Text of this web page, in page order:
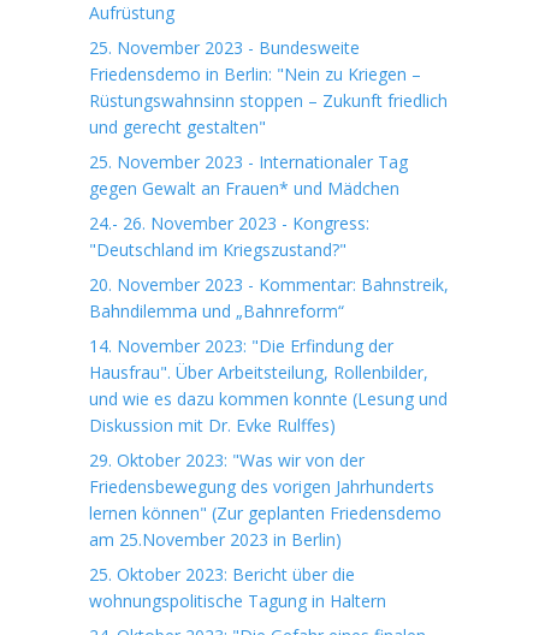
Aufrüstung
25. November 2023 - Bundesweite
Friedensdemo in Berlin: "Nein zu Kriegen –
Rüstungswahnsinn stoppen – Zukunft friedlich
und gerecht gestalten"
25. November 2023 - Internationaler Tag
gegen Gewalt an Frauen* und Mädchen
24.- 26. November 2023 - Kongress:
"Deutschland im Kriegszustand?"
20. November 2023 - Kommentar: Bahnstreik,
Bahndilemma und „Bahnreform“
14. November 2023: "Die Erfindung der
Hausfrau". Über Arbeitsteilung, Rollenbilder,
und wie es dazu kommen konnte (Lesung und
Diskussion mit Dr. Evke Rulffes)
29. Oktober 2023: "Was wir von der
Friedensbewegung des vorigen Jahrhunderts
lernen können" (Zur geplanten Friedensdemo
am 25.November 2023 in Berlin)
25. Oktober 2023: Bericht über die
wohnungspolitische Tagung in Haltern